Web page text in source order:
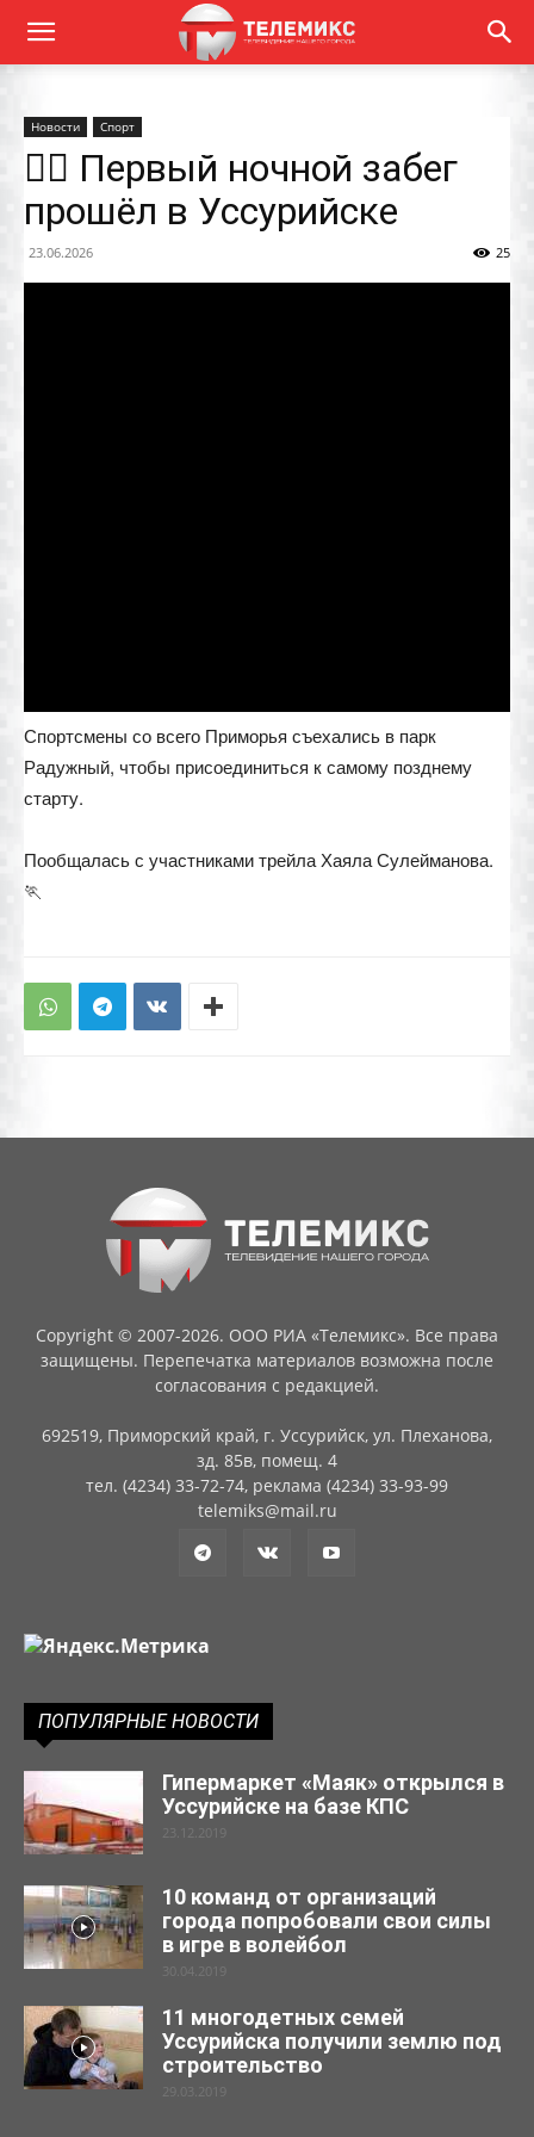
Новости Спорт
🏃‍♀️ Первый ночной забег
прошёл в Уссурийске
23.06.2026 25
Спортсмены со всего Приморья съехались в парк
Радужный, чтобы присоединиться к самому позднему
старту.
Пообщалась с участниками трейла Хаяла Сулейманова.
🏃
Copyright © 2007-2026. ООО РИА «Телемикс». Все права
защищены. Перепечатка материалов возможна после
согласования с редакцией.
692519, Приморский край, г. Уссурийск, ул. Плеханова,
зд. 85в, помещ. 4
тел. (4234) 33-72-74, реклама (4234) 33-93-99
telemiks@mail.ru
ПОПУЛЯРНЫЕ НОВОСТИ
Гипермаркет «Маяк» открылся в
Уссурийске на базе КПС
23.12.2019
10 команд от организаций
города попробовали свои силы
в игре в волейбол
30.04.2019
11 многодетных семей
Уссурийска получили землю под
строительство
29.03.2019